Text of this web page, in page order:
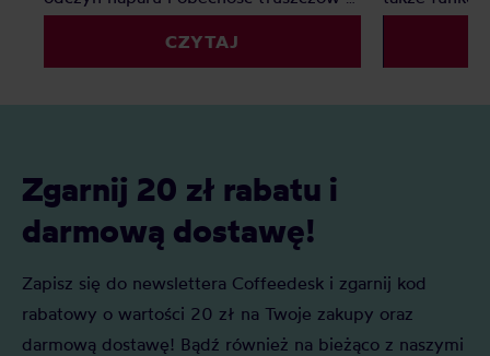
kawie zostawiają osady, które z czasem
pogarszają smak i przyspieszają
zużycie urządzeń – od ekspresu po
CZYTAJ
przychodzą
zachwycają
Zgarnij 20 zł rabatu i
darmową dostawę!
Zapisz się do newslettera Coffeedesk i zgarnij kod
rabatowy o wartości 20 zł na Twoje zakupy oraz
darmową dostawę! Bądź również na bieżąco z naszymi